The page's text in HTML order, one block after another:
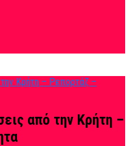
από την Κρήτη –